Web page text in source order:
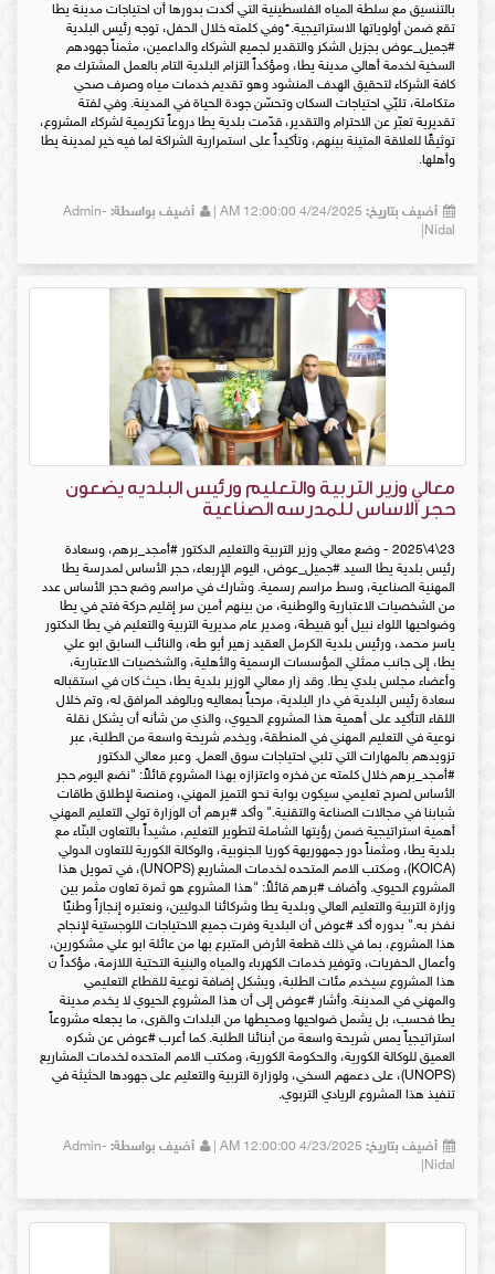
بالتنسيق مع سلطة المياه الفلسطينية التي أكدت بدورها أن احتياجات مدينة يطا
تقع ضمن أولوياتها الاستراتيجية. ً وفي كلمته خلال الحفل، توجه رئيس البلدية
#جميل_عوض بجزيل الشكر والتقدير لجميع الشركاء والداعمين، مثمناً جهودهم
السخية لخدمة أهالي مدينة يطا، ومؤكداً التزام البلدية التام بالعمل المشترك مع
كافة الشركاء لتحقيق الهدف المنشود وهو تقديم خدمات مياه وصرف صحي
متكاملة، تلبّي احتياجات السكان وتحسّن جودة الحياة في المدينة. وفي لفتة
تقديرية تعبّر عن الاحترام والتقدير، قدّمت بلدية يطا دروعاً تكريمية لشركاء المشروع،
توثيقًا للعلاقة المتينة بينهم، وتأكيداً على استمرارية الشراكة لما فيه خير لمدينة يطا
وأهلها.
أضيف بتاريخ: أضيف بواسطة: Admin-
Nidal|
معالي وزير التربية والتعليم ورئيس البلديه يضعون
حجر الاساس للمدرسه الصناعية
23\4\2025 - وضع معالي وزير التربية والتعليم الدكتور #أمجد_برهم، وسعادة
رئيس بلدية يطا السيد #جميل_عوض، اليوم الإربعاء، حجر الأساس لمدرسة يطا
المهنية الصناعية، وسط مراسم رسمية. وشارك في مراسم وضع حجر الأساس عدد
من الشخصيات الاعتبارية والوطنية، من بينهم أمين سر إقليم حركة فتح في يطا
وضواحيها اللواء نبيل أبو قبيطة، ومدير عام مديرية التربية والتعليم في يطا الدكتور
ياسر محمد، ورئيس بلدية الكرمل العقيد زهير أبو طه، والنائب السابق ابو علي
يطا، إلى جانب ممثلي المؤسسات الرسمية والأهلية، والشخصيات الاعتبارية،
وأعضاء مجلس بلدي يطا. وقد زار معالي الوزير بلدية يطا، حيث كان في استقباله
سعادة رئيس البلدية في دار البلدية، مرحباً بمعاليه وبالوفد المرافق له، وتم خلال
اللقاء التأكيد على أهمية هذا المشروع الحيوي، والذي من شأنه أن يشكل نقلة
نوعية في التعليم المهني في المنطقة، ويخدم شريحة واسعة من الطلبة، عبر
تزويدهم بالمهارات التي تلبي احتياجات سوق العمل. وعبر معالي الدكتور
#أمجد_برهم خلال كلمته عن فخره واعتزازه بهذا المشروع قائلاً: "نضع اليوم حجر
الأساس لصرح تعليمي سيكون بوابة نحو التميز المهني، ومنصة لإطلاق طاقات
شبابنا في مجالات الصناعة والتقنية." وأكد #برهم أن الوزارة تولي التعليم المهني
أهمية استراتيجية ضمن رؤيتها الشاملة لتطوير التعليم، مشيداً بالتعاون البنّاء مع
بلدية يطا، ومثمناً دور جمهوريهة كوريا الجنوبية، والوكالة الكورية للتعاون الدولي
(KOICA)، ومكتب الامم المتحده لخدمات المشاريع (UNOPS)، في تمويل هذا
المشروع الحيوي. وأضاف #برهم قائلاً: "هذا المشروع هو ثمرة تعاون مثمر بين
وزارة التربية والتعليم العالي وبلدية يطا وشركائنا الدوليين، ونعتبره إنجازاً وطنيًا
نفخر به." بدوره أكد #عوض أن البلدية وفرت جميع الاحتياجات اللوجستية لإنجاح
هذا المشروع، بما في ذلك قطعة الأرض المتبرع بها من عائلة ابو علي مشكورين،
وأعمال الحفريات، وتوفير خدمات الكهرباء والمياه والبنية التحتية اللازمة، مؤكداً ن
هذا المشروع سيخدم مئات الطلبة، ويشكل إضافة نوعية للقطاع التعليمي
والمهني في المدينة. وأشار #عوض إلى أن هذا المشروع الحيوي لا يخدم مدينة
يطا فحسب، بل يشمل ضواحيها ومحيطها من البلدات والقرى، ما يجعله مشروعاً
استراتيجياً يمس شريحة واسعة من أبنائنا الطلبة. كما أعرب #عوض عن شكره
العميق للوكالة الكورية، والحكومة الكورية، ومكتب الامم المتحده لخدمات المشاريع
(UNOPS)، على دعمهم السخي، ولوزارة التربية والتعليم على جهودها الحثيثة في
تنفيذ هذا المشروع الريادي التربوي.
أضيف بتاريخ: أضيف بواسطة: Admin-
Nidal|